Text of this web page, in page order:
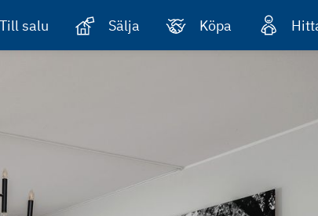
Till salu Sälja Köpa